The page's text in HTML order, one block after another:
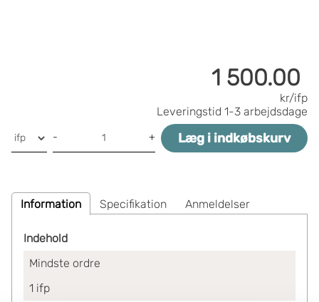
1 500.00
kr/ifp
Leveringstid 1-3 arbejdsdage
- + Læg i indkøbskurv
Information Specifikation Anmeldelser
Indehold
Mindste ordre
1 ifp